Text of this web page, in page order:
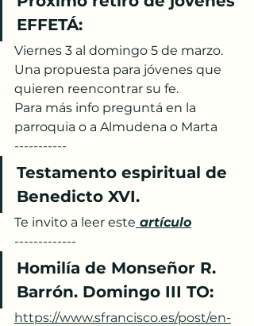
EFFETÁ:
Viernes 3 al domingo 5 de marzo.
Una propuesta para jóvenes que
quieren reencontrar su fe.
Para más info preguntá en la
parroquia o a Almudena o Marta
-----------
Testamento espiritual de
Benedicto XVI.
Te invito a leer este artículo
-------------
Homilía de Monseñor R.
Barrón. Domingo III TO:
https://www.sfrancisco.es/post/en-